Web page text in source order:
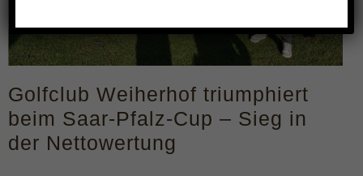
Golfclub Weiherhof triumphiert
beim Saar-Pfalz-Cup – Sieg in
der Nettowertung